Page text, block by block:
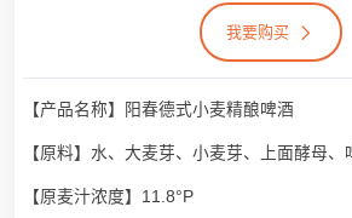
我要购买
【产品名称】阳春德式小麦精酿啤酒
【原料】水、大麦芽、小麦芽、上面酵母、
【原麦汁浓度】11.8°P